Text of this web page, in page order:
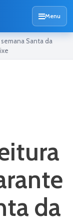
Menu
Santa da
da